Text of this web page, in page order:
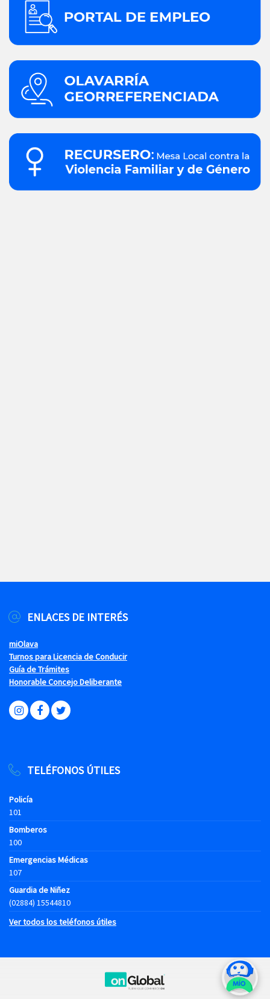
ENLACES DE INTERÉS
miOlava
Turnos para Licencia de Conducir
Guía de Trámites
Honorable Concejo Deliberante
TELÉFONOS ÚTILES
Policía
101
Bomberos
100
Emergencias Médicas
107
Guardia de Niñez
(02884) 15544810
Ver todos los teléfonos útiles